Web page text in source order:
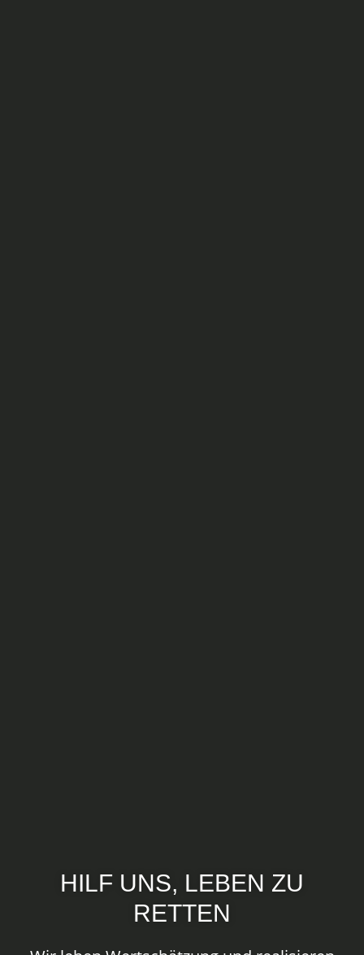
HILF UNS, LEBEN ZU
RETTEN